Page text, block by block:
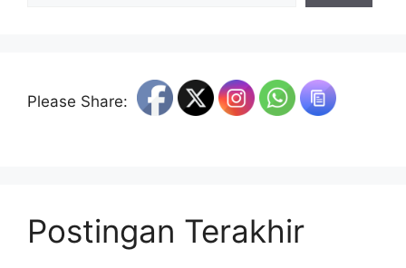
Please Share:
Postingan Terakhir